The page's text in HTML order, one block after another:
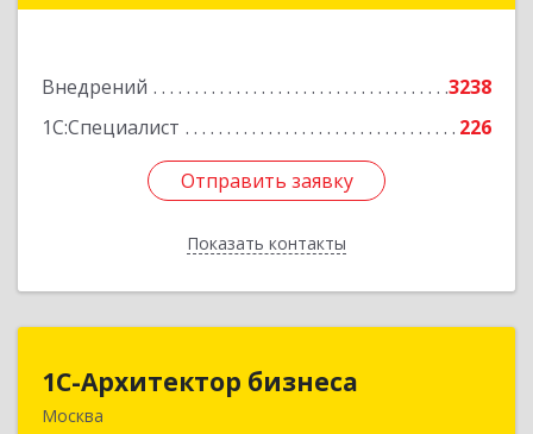
Внедрений
3238
1С:Специалист
226
Отправить заявку
Показать контакты
Подробнее
Отправить заявку
Назад
1С-Архитектор бизнеса
Москва
1С-Архитектор бизнеса
115114, Москва г, Кожевнический 2-й пер, дом